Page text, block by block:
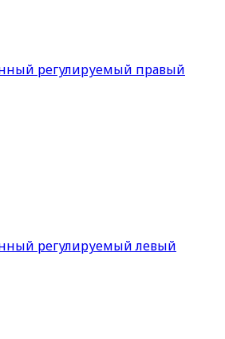
регулируемый правый
регулируемый левый